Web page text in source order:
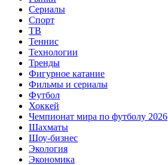
Сериалы
Спорт
ТВ
Теннис
Технологии
Тренды
Фигурное катание
Фильмы и сериалы
Футбол
Хоккей
Чемпионат мира по футболу 2026
Шахматы
Шоу-бизнес
Экология
Экономика